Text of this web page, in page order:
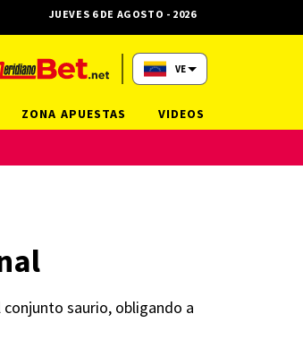
saurio, obligando a
JUEVES 6 DE AGOSTO - 2026
VE
ZONA APUESTAS VIDEOS